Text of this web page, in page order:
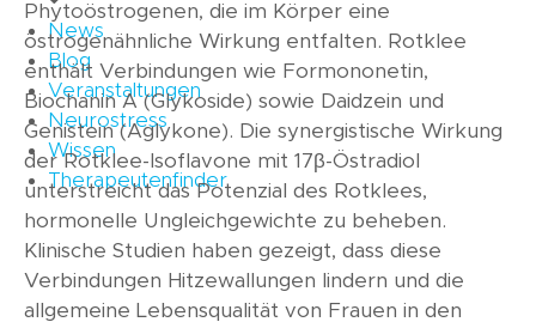
News
Blog
Veranstaltungen
Neurostress
Wissen
Therapeutenfinder
Phytoöstrogenen, die im Körper eine
östrogenähnliche Wirkung entfalten. Rotklee
enthält Verbindungen wie Formononetin,
Biochanin A (Glykoside) sowie Daidzein und
Genistein (Aglykone). Die synergistische Wirkung
der Rotklee-Isoflavone mit 17β-Östradiol
unterstreicht das Potenzial des Rotklees,
hormonelle Ungleichgewichte zu beheben.
Klinische Studien haben gezeigt, dass diese
Verbindungen Hitzewallungen lindern und die
allgemeine Lebensqualität von Frauen in den